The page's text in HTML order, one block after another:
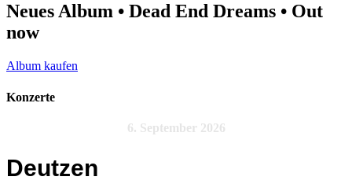
Neues Album • Dead End Dreams • Out
now
Album kaufen
Konzerte
6. September 2026
Deutzen